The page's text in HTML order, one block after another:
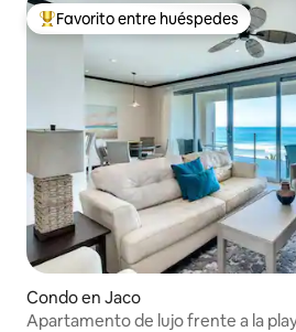
Favorito entre huéspedes preferido
Favorito entre huéspedes
Condo en Jaco
Apartamento de lujo frente a la